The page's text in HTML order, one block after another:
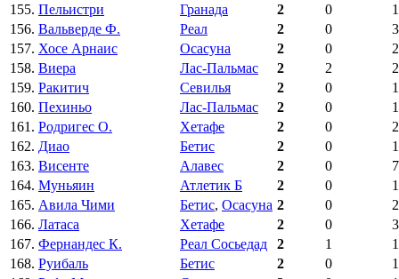
155. Пельистри Гранада 2 0
156. Вальверде Ф. Реал 2 0
157. Хосе Арнаис Осасуна 2 0
158. Виера Лас-Пальмас 2 2
159. Ракитич Севилья 2 0
160. Пехиньо Лас-Пальмас 2 0
161. Родригес О. Хетафе 2 0
162. Диао Бетис 2 0
163. Висенте Алавес 2 0
7
164. Муньяин Атлетик Б 2 0
165. Авила Чими Бетис, Осасуна 2 0
166. Латаса Хетафе 2 0
167. Фернандес К. Реал Сосьедад 2 1
168. Руибаль Бетис 2 0